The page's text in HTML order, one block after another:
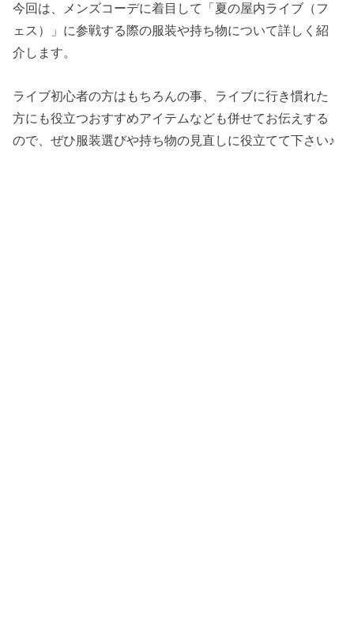
今回は、メンズコーデに着目して「夏の屋内ライブ（フ
ェス）」に参戦する際の服装や持ち物について詳しく紹
介します。
ライブ初心者の方はもちろんの事、ライブに行き慣れた
方にも役立つおすすめアイテムなども併せてお伝えする
ので、ぜひ服装選びや持ち物の見直しに役立てて下さい♪